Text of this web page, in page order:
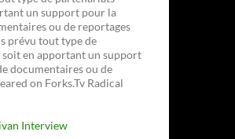
un support pour la
ou de reportages
prévu tout type de
en apportant un support
documentaires ou de
on Forks.Tv Radical
Interview